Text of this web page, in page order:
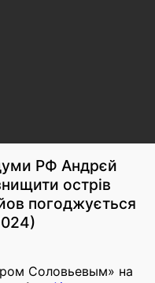
РФ Андрєй
острів
погоджується
Соловьевым» на